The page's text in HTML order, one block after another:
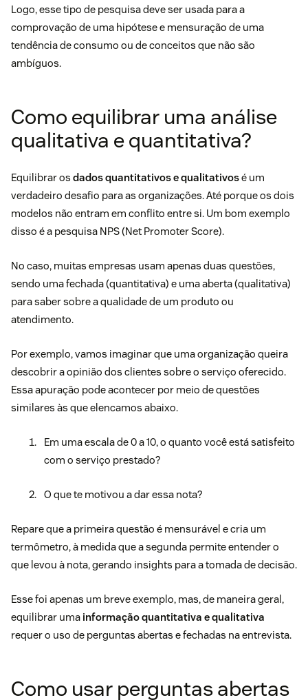
Logo, esse tipo de pesquisa deve ser usada para a
comprovação de uma hipótese e mensuração de uma
tendência de consumo ou de conceitos que não são
ambíguos.
Como equilibrar uma análise
qualitativa e quantitativa?
Equilibrar os dados quantitativos e qualitativosé um
verdadeiro desafio para as organizações. Até porque os dois
modelos não entram em conflito entre si. Um bom exemplo
disso é a pesquisa NPS (Net Promoter Score).
No caso, muitas empresas usam apenas duas questões,
sendo uma fechada (quantitativa) e uma aberta (qualitativa)
para saber sobre a qualidade de um produto ou
atendimento.
Por exemplo, vamos imaginar que uma organização queira
descobrir a opinião dos clientes sobre o serviço oferecido.
Essa apuração pode acontecer por meio de questões
similares às que elencamos abaixo.
Em uma escala de 0 a 10, o quanto você está satisfeito
com o serviço prestado?
O que te motivou a dar essa nota?
Repare que a primeira questão é mensurável e cria um
termômetro, à medida que a segunda permite entender o
que levou à nota, gerando insights para a tomada de decisão.
Esse foi apenas um breve exemplo, mas, de maneira geral,
equilibrar uma informação quantitativa e qualitativa
requer o uso de perguntas abertas e fechadas na entrevista.
Como usar perguntas abertas